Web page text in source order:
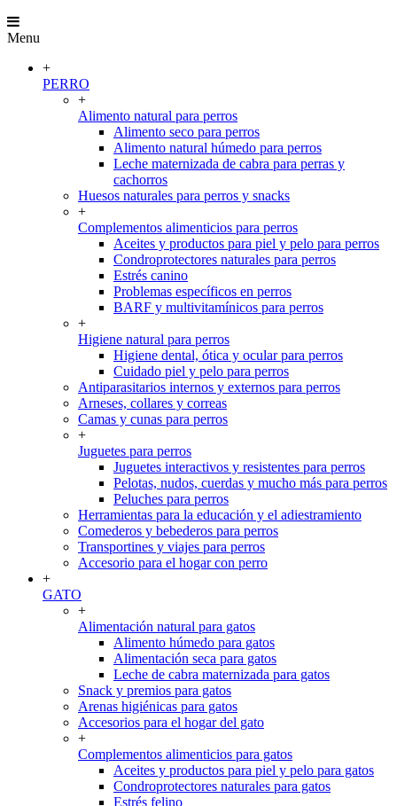
Menu
+
PERRO
+
Alimento natural para perros
Alimento seco para perros
Alimento natural húmedo para perros
Leche maternizada de cabra para perras y
cachorros
Huesos naturales para perros y snacks
+
Complementos alimenticios para perros
Aceites y productos para piel y pelo para perros
Condroprotectores naturales para perros
Estrés canino
Problemas específicos en perros
BARF y multivitamínicos para perros
+
Higiene natural para perros
Higiene dental, ótica y ocular para perros
Cuidado piel y pelo para perros
Antiparasitarios internos y externos para perros
Arneses, collares y correas
Camas y cunas para perros
+
Juguetes para perros
Juguetes interactivos y resistentes para perros
Pelotas, nudos, cuerdas y mucho más para perros
Peluches para perros
Herramientas para la educación y el adiestramiento
Comederos y bebederos para perros
Transportines y viajes para perros
Accesorio para el hogar con perro
+
GATO
+
Alimentación natural para gatos
Alimento húmedo para gatos
Alimentación seca para gatos
Leche de cabra maternizada para gatos
Snack y premios para gatos
Arenas higiénicas para gatos
Accesorios para el hogar del gato
+
Complementos alimenticios para gatos
Aceites y productos para piel y pelo para gatos
Condroprotectores naturales para gatos
Estrés felino